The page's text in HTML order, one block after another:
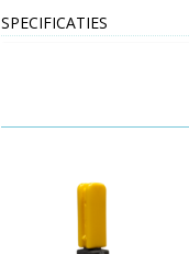
SPECIFICATIES